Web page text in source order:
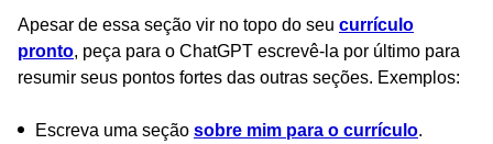
Apesar de essa seção vir no topo do seu currículo
pronto, peça para o ChatGPT escrevê-la por último para
resumir seus pontos fortes das outras seções. Exemplos:
Escreva uma seção sobre mim para o currículo.